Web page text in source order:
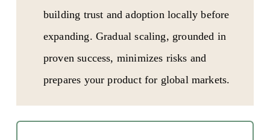
building trust and adoption locally before
expanding. Gradual scaling, grounded in
proven success, minimizes risks and
prepares your product for global markets.